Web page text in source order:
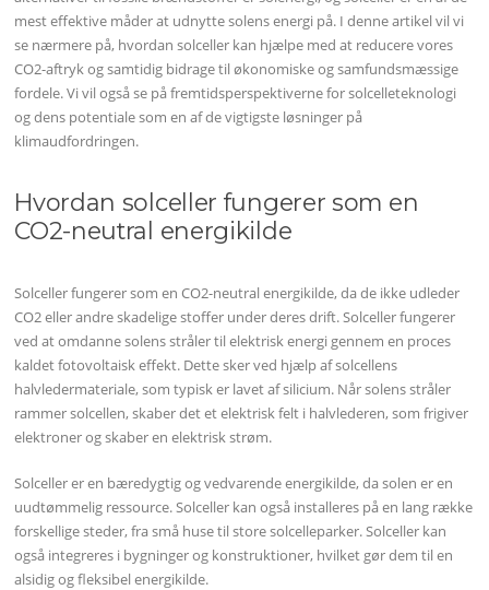
mest effektive måder at udnytte solens energi på. I denne artikel vil vi
se nærmere på, hvordan solceller kan hjælpe med at reducere vores
CO2-aftryk og samtidig bidrage til økonomiske og samfundsmæssige
fordele. Vi vil også se på fremtidsperspektiverne for solcelleteknologi
og dens potentiale som en af de vigtigste løsninger på
klimaudfordringen.
Hvordan solceller fungerer som en
CO2-neutral energikilde
Solceller fungerer som en CO2-neutral energikilde, da de ikke udleder
CO2 eller andre skadelige stoffer under deres drift. Solceller fungerer
ved at omdanne solens stråler til elektrisk energi gennem en proces
kaldet fotovoltaisk effekt. Dette sker ved hjælp af solcellens
halvledermateriale, som typisk er lavet af silicium. Når solens stråler
rammer solcellen, skaber det et elektrisk felt i halvlederen, som frigiver
elektroner og skaber en elektrisk strøm.
Solceller er en bæredygtig og vedvarende energikilde, da solen er en
uudtømmelig ressource. Solceller kan også installeres på en lang række
forskellige steder, fra små huse til store solcelleparker. Solceller kan
også integreres i bygninger og konstruktioner, hvilket gør dem til en
alsidig og fleksibel energikilde.